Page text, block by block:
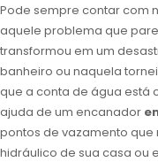
Pode sempre contar com
aquele problema que
transformou em um
banheiro ou naquela
que a conta de água está
ajuda de um encanador
pontos de vazamento que
hidráulico de sua casa ou